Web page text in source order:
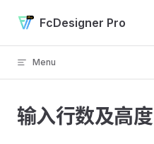
Skip to content
FcDesigner Pro
Menu
输入行数及高